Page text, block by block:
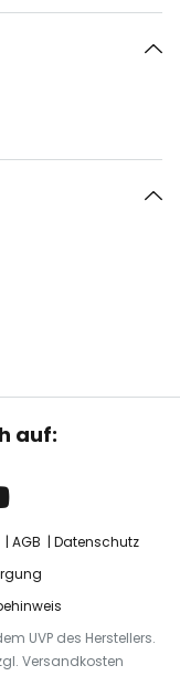
auf:
AGB
Datenschutz
UVP des Herstellers.
Versandkosten